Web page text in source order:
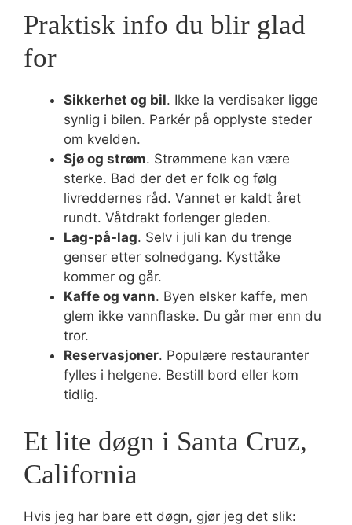
Praktisk info du blir glad
for
Sikkerhet og bil. Ikke la verdisaker ligge
synlig i bilen. Parkér på opplyste steder
om kvelden.
Sjø og strøm. Strømmene kan være
sterke. Bad der det er folk og følg
livreddernes råd. Vannet er kaldt året
rundt. Våtdrakt forlenger gleden.
Lag-på-lag. Selv i juli kan du trenge
genser etter solnedgang. Kysttåke
kommer og går.
Kaffe og vann. Byen elsker kaffe, men
glem ikke vannflaske. Du går mer enn du
tror.
Reservasjoner. Populære restauranter
fylles i helgene. Bestill bord eller kom
tidlig.
Et lite døgn i Santa Cruz,
California
Hvis jeg har bare ett døgn, gjør jeg det slik: